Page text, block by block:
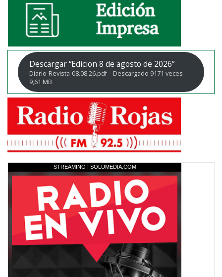
Descargar “Edicion 8 de agosto de 2026”
Diario-Revista-08.08.26.pdf – Descargado 9171 veces –
9,61 MB